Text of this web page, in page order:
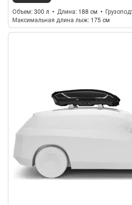
Объем 300 л Длина 188 см
Максимальная длина лыж 175 см